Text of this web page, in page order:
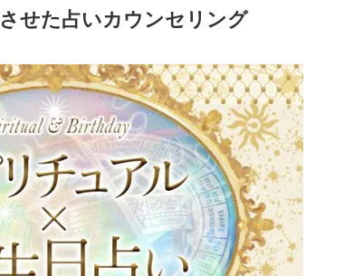
せた占いカウンセリング